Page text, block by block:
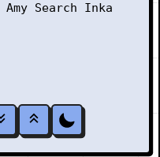
Amy Search
Inka